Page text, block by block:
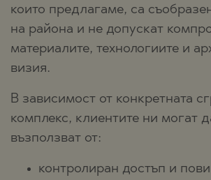
които предлагаме, са
на района и не допускат
материалите, технологиите и
визия.
В зависимост от конкретната
комплекс, клиентите ни могат
възползват от:
контролиран достъп и